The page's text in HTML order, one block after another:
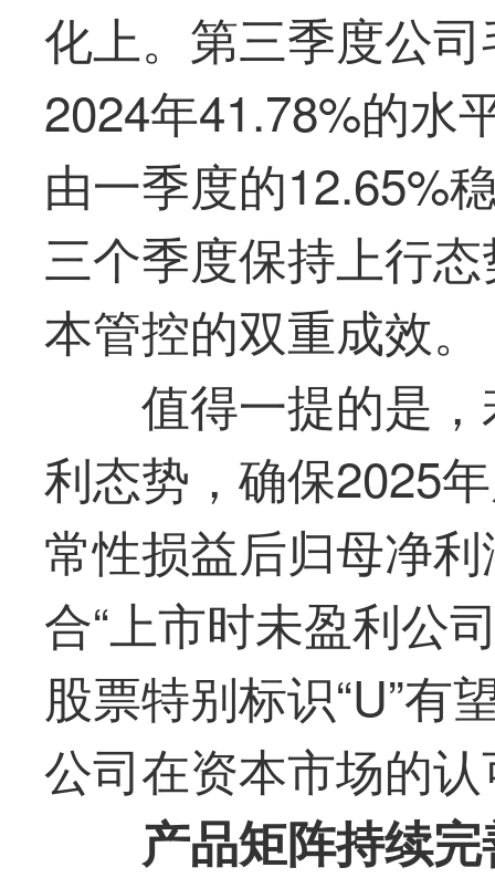
化上。第三季度公
2024年41.78%的水
由一季度的12.65%
三个季度保持上行
本管控的双重成效。
值得一提的是
利态势，确保2025
常性损益后归母净
合“上市时未盈利公
股票特别标识“U”有
公司在资本市场的
产品矩阵持续